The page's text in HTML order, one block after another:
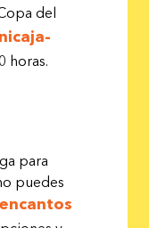
del
horas.
para
puedes